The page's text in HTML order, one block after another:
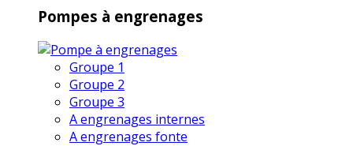
Pompes à engrenages
Groupe 1
Groupe 2
Groupe 3
A engrenages internes
A engrenages fonte